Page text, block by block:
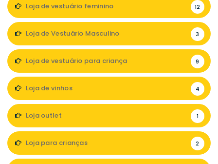
Loja de vestuário feminino 12
Loja de Vestuário Masculino 3
Loja de vestuário para criança 9
Loja de vinhos 4
Loja outlet 1
Loja para crianças 2